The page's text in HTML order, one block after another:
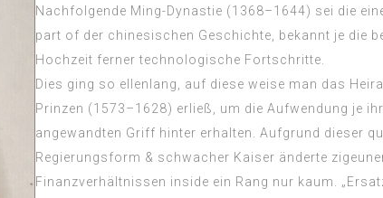
Nachfolgende Ming-Dynastie (1368–1644) sei die
part of der chinesischen Geschichte, bekannt je die
Hochzeit ferner technologische Fortschritte.
Dies ging so ellenlang, auf diese weise man das
Prinzen (1573–1628) erließ, um die Aufwendung je
angewandten Griff hinter erhalten. Aufgrund dieser
Regierungsform & schwacher Kaiser änderte
Finanzverhältnissen inside ein Rang nur kaum.